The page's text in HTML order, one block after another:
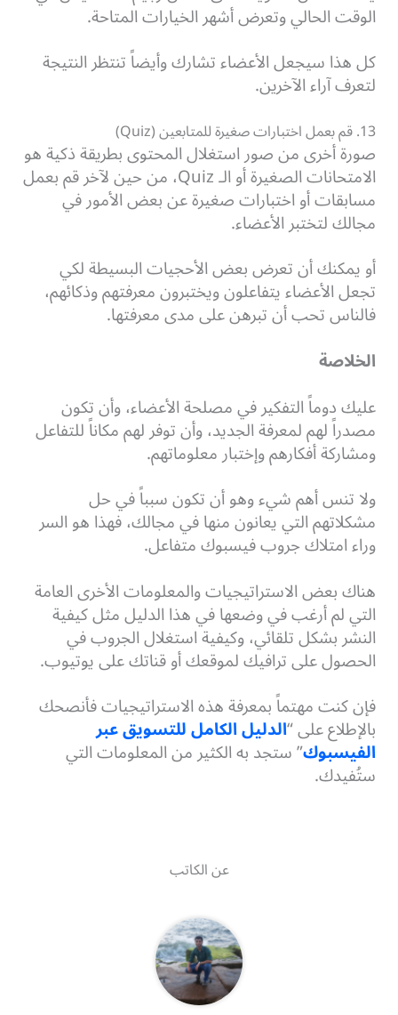
الوقت الحالي وتعرض أشهر الخيارات المتاحة.
كل هذا سيجعل الأعضاء تشارك وأيضاً تنتظر النتيجة
لتعرف آراء الآخرين.
13. قم بعمل اختبارات صغيرة للمتابعين (Quiz)
صورة أخرى من صور استغلال المحتوى بطريقة ذكية هو
الامتحانات الصغيرة أو الـ Quiz، من حين لآخر قم بعمل
مسابقات أو اختبارات صغيرة عن بعض الأمور في
مجالك لتختبر الأعضاء.
أو يمكنك أن تعرض بعض الأحجيات البسيطة لكي
تجعل الأعضاء يتفاعلون ويختبرون معرفتهم وذكائهم،
فالناس تحب أن تبرهن على مدى معرفتها.
الخلاصة
عليك دوماً التفكير في مصلحة الأعضاء، وأن تكون
مصدراً لهم لمعرفة الجديد، وأن توفر لهم مكاناً للتفاعل
ومشاركة أفكارهم وإختبار معلوماتهم.
ولا تنس أهم شيء وهو أن تكون سبباً في حل
مشكلاتهم التي يعانون منها في مجالك، فهذا هو السر
وراء امتلاك جروب فيسبوك متفاعل.
هناك بعض الاستراتيجيات والمعلومات الأخرى العامة
التي لم أرغب في وضعها في هذا الدليل مثل كيفية
النشر بشكل تلقائي، وكيفية استغلال الجروب في
الحصول على ترافيك لموقعك أو قناتك على يوتيوب.
فإن كنت مهتماً بمعرفة هذه الاستراتيجيات فأنصحك
بالإطلاع على “الدليل الكامل للتسويق عبر
الفيسبوك” ستجد به الكثير من المعلومات التي
ستُفيدك.
عن الكاتب